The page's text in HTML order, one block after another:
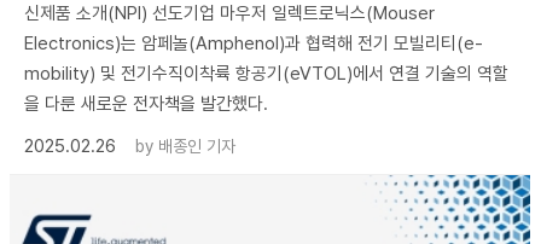
신제품 소개(NPI) 선도기업 마우저 일렉트로닉스(Mouser
Electronics)는 암페놀(Amphenol)과 협력해 전기 모빌리티(e-
mobility) 및 전기수직이착륙 항공기(eVTOL)에서 연결 기술의 역할
을 다룬 새로운 전자책을 발간했다.
2025.02.26
by 배종인 기자